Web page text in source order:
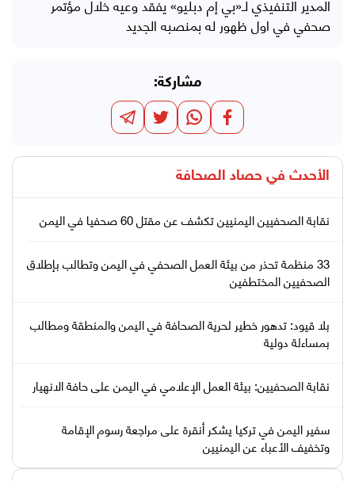
صحفي في اول ظهور له بمنصبه الجديد
مشاركة:
الأحدث في حصاد الصحافة
نقابة الصحفيين اليمنيين تكشف عن مقتل 60 صحفيا في اليمن
33 منظمة تحذر من بيئة العمل الصحفي في اليمن وتطالب بإطلاق
الصحفيين المختطفين
بلا قيود: تدهور خطير لحرية الصحافة في اليمن والمنطقة ومطالب
بمساءلة دولية
نقابة الصحفيين: بيئة العمل الإعلامي في اليمن على حافة الانهيار
سفير اليمن في تركيا يشكر أنقرة على مراجعة رسوم الإقامة
وتخفيف الأعباء عن اليمنيين